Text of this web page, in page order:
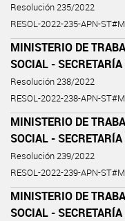
Resolución 235/2022
RESOL-2022-235-APN-
MINISTERIO DE
SOCIAL -
Resolución 238/2022
RESOL-2022-238-APN-
MINISTERIO DE
SOCIAL -
Resolución 239/2022
RESOL-2022-239-APN-
MINISTERIO DE
SOCIAL -